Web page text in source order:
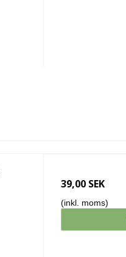
39,00 SEK
(inkl. moms)